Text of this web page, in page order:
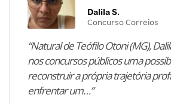
Dalila S.
Concurso Correios
“Natural de Teófilo Otoni (MG),
nos concursos públicos uma
reconstruir a própria trajetória
enfrentar um…”